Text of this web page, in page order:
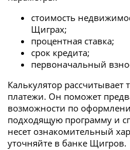
стоимость
Щиграх;
процентная ставка;
срок кредита;
первоначальный
Калькулятор рассчитывает
платежи. Он поможет
возможности по
подходящую программу и
несет ознакомительный
уточняйте в банке Щигров.